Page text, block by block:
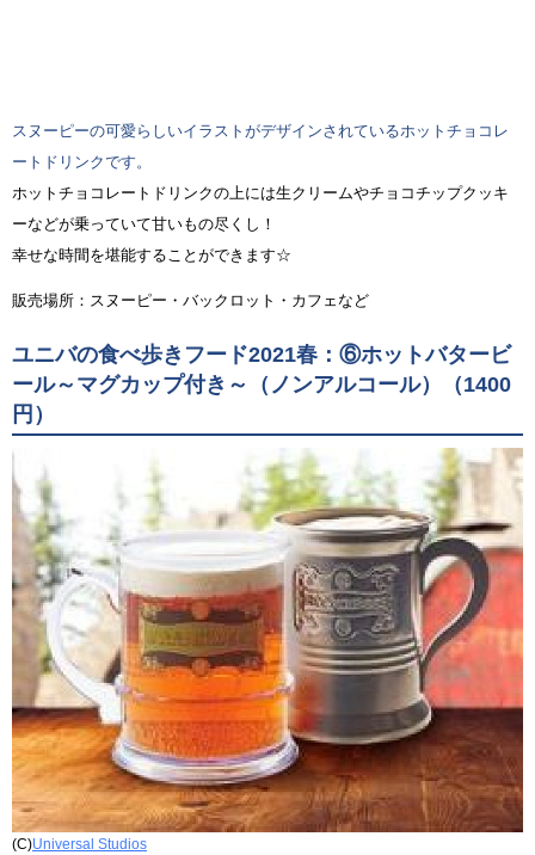
スヌーピーの可愛らしいイラストがデザインされているホットチョコレ
ートドリンクです。
ホットチョコレートドリンクの上には生クリームやチョコチップクッキ
ーなどが乗っていて甘いもの尽くし！
幸せな時間を堪能することができます☆
販売場所：スヌーピー・バックロット・カフェなど
ユニバの食べ歩きフード2021春：⑥ホットバタービ
ール～マグカップ付き～（ノンアルコール）（1400
円）
(C)Universal Studios